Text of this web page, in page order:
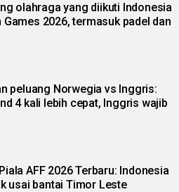
olahraga yang diikuti Indonesia
Games 2026, termasuk padel dan
peluang Norwegia vs Inggris:
4 kali lebih cepat, Inggris wajib
AFF 2026 Terbaru: Indonesia
usai bantai Timor Leste